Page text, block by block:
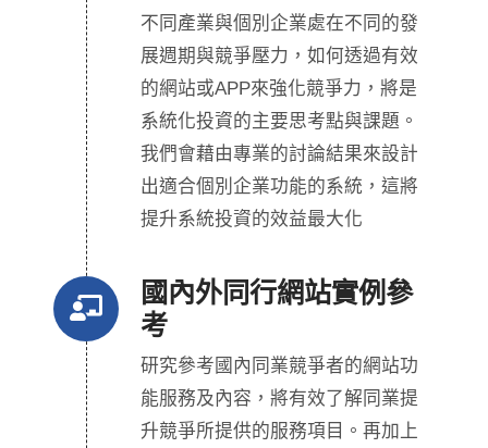
不同產業與個別企業處在不同的發
展週期與競爭壓力，如何透過有效
的網站或APP來強化競爭力，將是
系統化投資的主要思考點與課題。
我們會藉由專業的討論結果來設計
出適合個別企業功能的系統，這將
提升系統投資的效益最大化
國內外同行網站實例參
考
研究參考國內同業競爭者的網站功
能服務及內容，將有效了解同業提
升競爭所提供的服務項目。再加上